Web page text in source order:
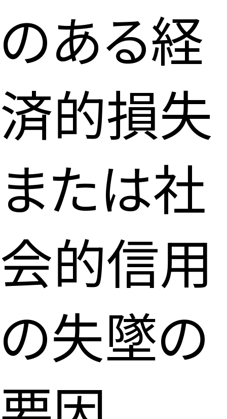
のある経
済的損失
または社
会的信用
の失墜の